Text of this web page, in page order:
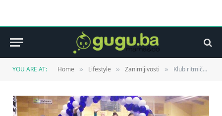
YOU ARE AT: Home » Lifestyle » Zanimljivosti » Klub ritmičko – sportske gimnastike Olimpik ponovo potvrdio da je najuspješniji klub u državi